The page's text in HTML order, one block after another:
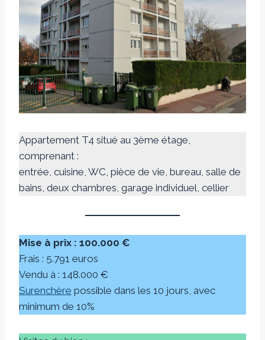
Appartement T4 situé au 3ème étage,
comprenant :
entrée, cuisine, WC, pièce de vie, bureau, salle de
bains, deux chambres, garage individuel, cellier
Mise à prix : 100.000 €
Frais : 5.791 euros
Vendu à : 148.000 €
Surenchère possible dans les 10 jours, avec
minimum de 10%